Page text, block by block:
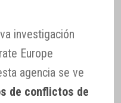
investigación
Europe
agencia se ve
de conflictos de